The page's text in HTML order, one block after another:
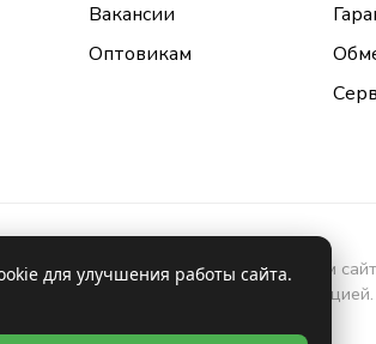
Вакансии
Оптовикам
и услугах, размещенная на данном
с врачом и ознакомиться с
для улучшения работы сайта.